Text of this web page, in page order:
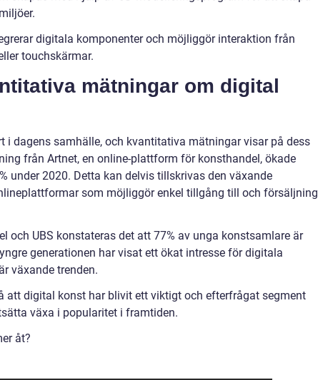
digitala komponenter och möjliggör interaktion från
touchskärmar.
mätningar om digital
i dagens samhälle, och kvantitativa mätningar visar på dess
från Artnet, en online-plattform för konsthandel, ökade
under 2020. Detta kan delvis tillskrivas den växande
som möjliggör enkel tillgång till och försäljning
och UBS konstateras det att 77% av unga konstsamlare är
generationen har visat ett ökat intresse för digitala
växande trenden.
att digital konst har blivit ett viktigt och efterfrågat segment
växa i popularitet i framtiden.
åt?